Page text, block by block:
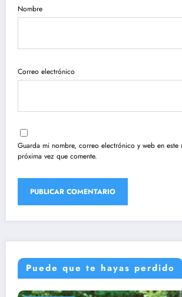
Nombre
Correo electrónico
Guarda mi nombre, correo electrónico y web en este
próxima vez que comente.
Puede que te hayas perdido